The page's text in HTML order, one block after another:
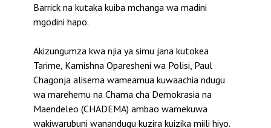
Barrick na kutaka kuiba mchanga wa madini
mgodini hapo.
Akizungumza kwa njia ya simu jana kutokea
Tarime, Kamishna Oparesheni wa Polisi, Paul
Chagonja alisema wameamua kuwaachia ndugu
wa marehemu na Chama cha Demokrasia na
Maendeleo (CHADEMA) ambao wamekuwa
wakiwarubuni wanandugu kuzira kuizika miili hiyo.